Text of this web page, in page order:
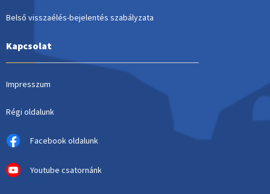
Belső visszaélés-bejelentés szabályzata
Kapcsolat
Impresszum
Régi oldalunk
Facebook oldalunk
Youtube csatornánk